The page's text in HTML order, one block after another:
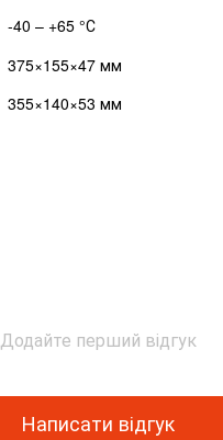
-40 – +65 °С
375×155×47 мм
355×140×53 мм
Додайте перший відгук
Написати відгук